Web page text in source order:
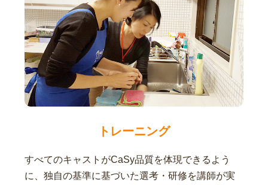
トレーニング
すべてのキャストがCaSy品質を体現できるよう
に、独自の基準に基づいた選考・研修を講師が実